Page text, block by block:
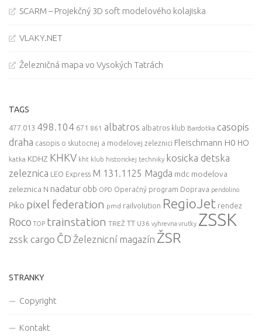
SCARM – Projekčný 3D soft modelového kolajiska
VLAKY.NET
Železničná mapa vo Vysokých Tatrách
TAGS
477.013 498.104 671 861 albatros albatros klub Bardotka casopis
draha casopis o skutocnej a modelovej zeleznici Fleischmann H0 HO
katka KDHZ KHKV kht klub historickej techniky kosicka detska
zeleznica
LEO Express M 131.1125 Magda mdc modelova
zeleznica N nadatur obb OPD Operačný program Doprava pendolino
Piko pixel federation pmd railvolution RegioJet rendez
Roco TOP trainstation TREŽ TT U36 vyhrevna vrutky ZSSK
zssk cargo ČD Železnicní magazín ŽSR
STRANKY
Copyright
Kontakt